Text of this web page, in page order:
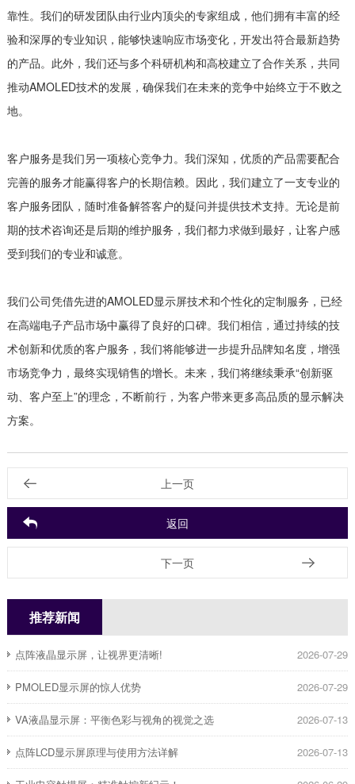
靠性。我们的研发团队由行业内顶尖的专家组成，他们拥有丰富的经
验和深厚的专业知识，能够快速响应市场变化，开发出符合最新趋势
的产品。此外，我们还与多个科研机构和高校建立了合作关系，共同
推动AMOLED技术的发展，确保我们在未来的竞争中始终立于不败之
地。
客户服务是我们另一项核心竞争力。我们深知，优质的产品需要配合
完善的服务才能赢得客户的长期信赖。因此，我们建立了一支专业的
客户服务团队，随时准备解答客户的疑问并提供技术支持。无论是前
期的技术咨询还是后期的维护服务，我们都力求做到最好，让客户感
受到我们的专业和诚意。
我们公司凭借先进的AMOLED显示屏技术和个性化的定制服务，已经
在高端电子产品市场中赢得了良好的口碑。我们相信，通过持续的技
术创新和优质的客户服务，我们将能够进一步提升品牌知名度，增强
市场竞争力，最终实现销售的增长。未来，我们将继续秉承“创新驱
动、客户至上”的理念，不断前行，为客户带来更多高品质的显示解决
方案。
上一页
返回
下一页
推荐新闻
2026-07-29
点阵液晶显示屏，让视界更清晰!
2026-07-29
PMOLED显示屏的惊人优势
2026-07-13
​VA液晶显示屏：平衡色彩与视角的视觉之选
2026-07-13
点阵LCD显示屏原理与使用方法详解